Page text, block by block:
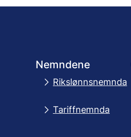
Nemndene
Rikslønnsnemnda
Tariffnemnda